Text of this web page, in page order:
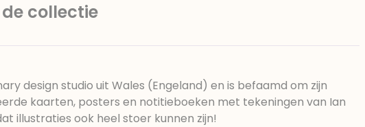
de collectie
design studio uit Wales (Engeland) en is befaamd om zijn
kaarten, posters en notitieboeken met tekeningen van Ian
illustraties ook heel stoer kunnen zijn!